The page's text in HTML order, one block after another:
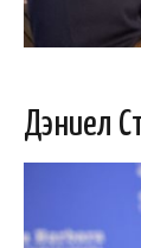
Дэниел